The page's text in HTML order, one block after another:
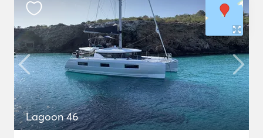
Lagoon 46